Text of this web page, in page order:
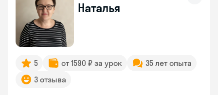
Наталья
5 от 1590 ₽ за урок
35 лет опыта
3 отзыва